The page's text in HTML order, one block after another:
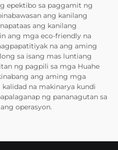
epektibo sa paggamit ng
ang kanilang
ang kanilang
ang mga eco-friendly na
na ang aming
sa isang mas luntiang
ng pagpili sa mga Huahe
ang aming mga
na makinarya kundi
ng pananagutan sa
operasyon.